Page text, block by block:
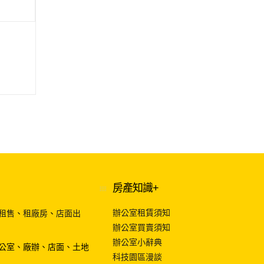
售 、 租廠房、 店面出
室、廠辦、店面、土地
房產知識+
辦公室租賃須知
辦公室買賣須知
辦公室小辭典
科技園區漫談